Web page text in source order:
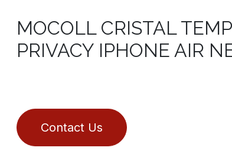
MOCOLL CRISTAL
PRIVACY IPHONE AIR
Contact Us